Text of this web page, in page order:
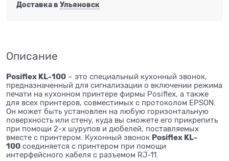
Доставка в Ульяновск
Описание
Posiflex KL-100 – это специальный кухонный звонок,
предназначенный для сигнализации о включении режима
печати на кухонном принтере фирмы Posiflex, а также
для всех принтеров, совместимых с протоколом EPSON.
Он может быть установлен на любую горизонтальную
поверхность или стену, куда вы сможете его прикрепить
при помощи 2-х шурупов и дюбелей, поставляемых
вместе с принтером. Кухонный звонок Posiflex KL-
100 соединяется с принтером при помощи
интерфейсного кабеля с разъемом RJ-11.